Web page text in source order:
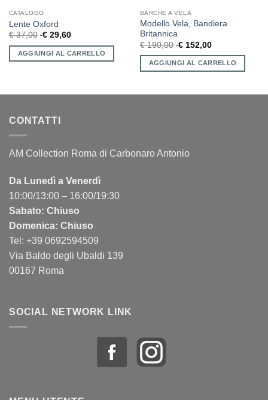
CATALOGO
Lente Oxford
€37,00 €29,60
AGGIUNGI AL CARRELLO
BARCHE A VELA
Modello Vela, Bandiera
Britannica
€190,00 €152,00
AGGIUNGI AL CARRELLO
CONTATTI
AM Collection Roma di Carbonaro Antonio
Da Lunedì a Venerdì
10:00/13:00 – 16:00/19:30
Sabato: Chiuso
Domenica: Chiuso
Tel: +39 0692594509
Via Baldo degli Ubaldi 139
00167 Roma
SOCIAL NETWORK LINK